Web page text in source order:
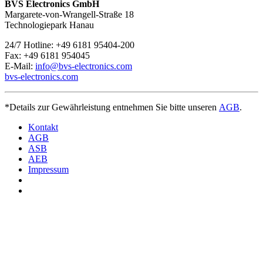
BVS Electronics GmbH
Margarete-von-Wrangell-Straße 18
Technologiepark Hanau
24/7 Hotline: +49 6181 95404-200
Fax: +49 6181 954045
E-Mail: info@bvs-electronics.com
bvs-electronics.com
*Details zur Gewährleistung entnehmen Sie bitte unseren AGB.
Kontakt
AGB
ASB
AEB
Impressum